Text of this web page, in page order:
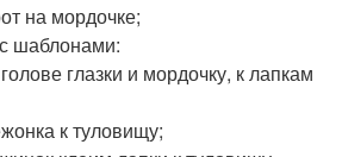
на мордочке;
шаблонами:
глазки и мордочку, к лапкам
к туловищу;